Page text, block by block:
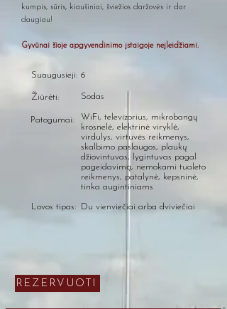
kumpis, sūris, kiaušiniai, šviežios daržovės ir dar
daugiau!
Gyvūnai šioje apgyvendinimo įstaigoje neįleidžiami.
Suaugusieji: 6
Žiūrėti: Sodas
Patogumai:
WiFi, televizorius, mikrobangų
krosnelė, elektrinė viryklė,
virdulys, virtuvės reikmenys,
skalbimo paslaugos, plaukų
džiovintuvas, lygintuvas pagal
pageidavimą, nemokami tualeto
reikmenys, patalynė, kepsninė,
tinka augintiniams
Lovos tipas: Du vienviečiai arba dviviečiai
REZERVUOTI